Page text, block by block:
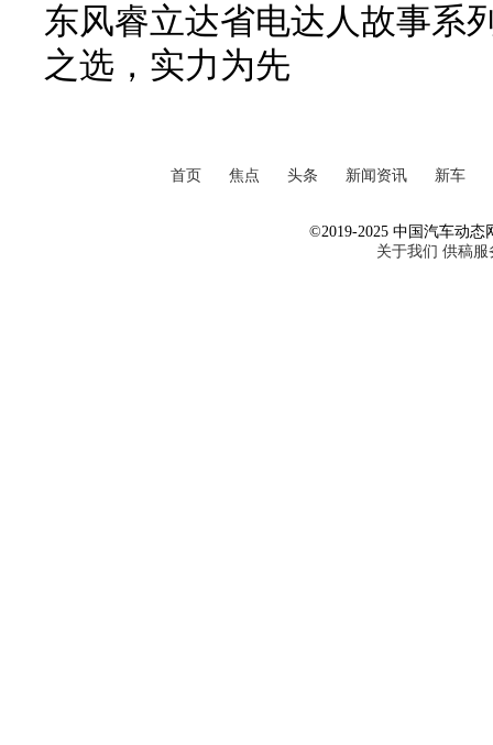
东风睿立达省电达人故事系
之选，实力为先
首页 焦点 头条 新闻资讯 新车
©2019-2025 中国汽车动态
关于我们 供稿服